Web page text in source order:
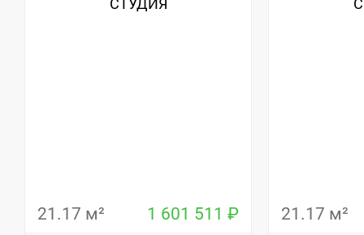
СТУДИЯ
21.17 м² 1 601 511 ₽ 21.17 м²